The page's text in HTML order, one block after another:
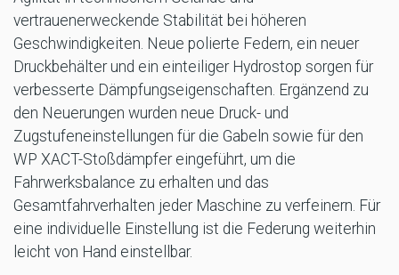
vertrauenerweckende Stabilität bei höheren
Geschwindigkeiten. Neue polierte Federn, ein neuer
Druckbehälter und ein einteiliger Hydrostop sorgen für
verbesserte Dämpfungseigenschaften. Ergänzend zu
den Neuerungen wurden neue Druck- und
Zugstufeneinstellungen für die Gabeln sowie für den
WP XACT-Stoßdämpfer eingeführt, um die
Fahrwerksbalance zu erhalten und das
Gesamtfahrverhalten jeder Maschine zu verfeinern. Für
eine individuelle Einstellung ist die Federung weiterhin
leicht von Hand einstellbar.